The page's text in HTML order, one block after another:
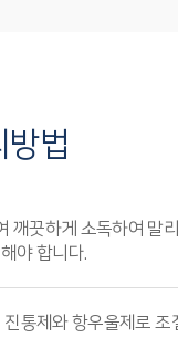
방법
깨끗하게 소독하여 말
야 합니다.
통제와 항우울제로 조